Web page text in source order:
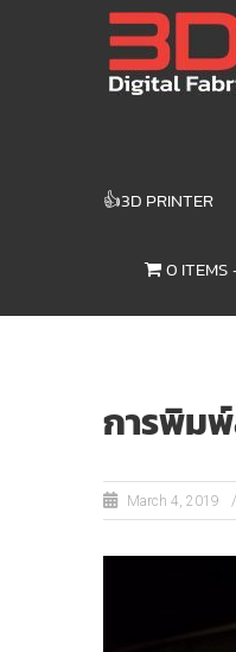
3DD
3D
👍3D PRINTER
0 ITEMS
การพิม
March 4, 2019